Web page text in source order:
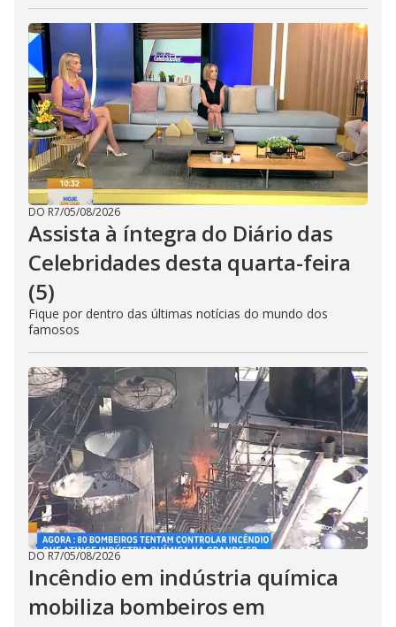
DO R7/05/08/2026
Assista à íntegra do Diário das
Celebridades desta quarta-feira
(5)
Fique por dentro das últimas notícias do mundo dos
famosos
DO R7/05/08/2026
Incêndio em indústria química
mobiliza bombeiros em